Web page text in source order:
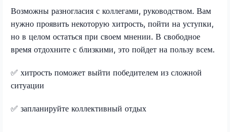
Возможны разногласия с коллегами, руководством. Вам
нужно проявить некоторую хитрость, пойти на уступки,
но в целом остаться при своем мнении. В свободное
время отдохните с близкими, это пойдет на пользу всем.
✅ хитрость поможет выйти победителем из сложной
ситуации
✅ запланируйте коллективный отдых